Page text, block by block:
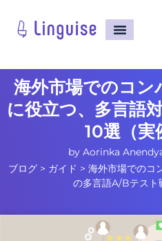
海外市場でのコン
に役立つ、多言語
10選（実
by Aorinka
ブログ > ガイド > 海外市場でのコ
の多言語A/Bテスト